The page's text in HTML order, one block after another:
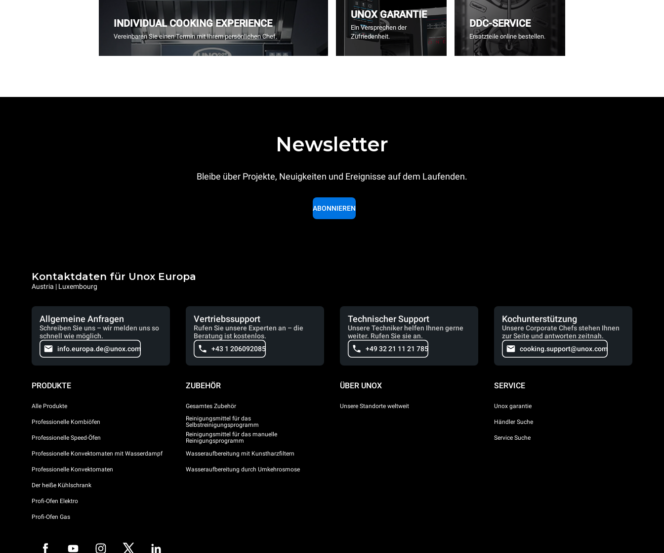
INDIVIDUAL COOKING EXPERIENCE
Vereinbaren Sie einen Termin mit Ihrem persönlichen Chef.
UNOX GARANTIE
Ein Versprechen der
Zufriedenheit.
DDC-SERVICE
Ersatzteile online bestellen.
Newsletter
Bleibe über Projekte, Neuigkeiten und Ereignisse auf dem Laufenden.
ABONNIEREN
Kontaktdaten für Unox Europa
Austria | Luxembourg
Allgemeine Anfragen
Schreiben Sie uns – wir melden uns so
schnell wie möglich.
info.europa.de@unox.com
Vertriebssupport
Rufen Sie unsere Experten an – die
Beratung ist kostenlos.
+43 1 206092085
Technischer Support
Unsere Techniker helfen Ihnen gerne
weiter. Rufen Sie sie an.
+49 32 21 11 21 785
Kochunterstützung
Unsere Corporate Chefs stehen Ihnen
zur Seite und antworten zeitnah.
cooking.support@unox.com
PRODUKTE
Alle Produkte
Professionelle Kombiöfen
Professionelle Speed-Öfen
Professionelle Konvektomaten mit Wasserdampf
Professionelle Konvektomaten
Der heiße Kühlschrank
Profi-Ofen Elektro
Profi-Ofen Gas
ZUBEHÖR
Gesamtes Zubehör
Reinigungsmittel für das
Selbstreinigungsprogramm
Reinigungsmittel für das manuelle
Reinigungsprogramm
Wasseraufbereitung mit Kunstharzfiltern
Wasseraufbereitung durch Umkehrosmose
ÜBER UNOX
Unsere Standorte weltweit
SERVICE
Unox garantie
Händler Suche
Service Suche